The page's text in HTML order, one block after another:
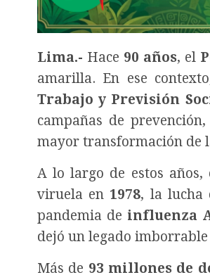
Lima.- Hace 90 años, el
amarilla. En ese
Trabajo y Previsión
campañas de
mayor transformación de
A lo largo de estos años,
viruela en 1978, la lucha
pandemia de influenza
dejó un legado
Más de 93 millones de